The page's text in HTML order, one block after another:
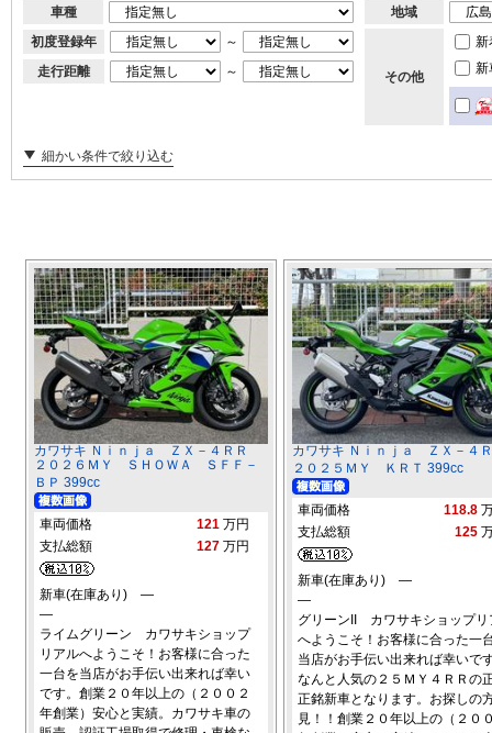
車種
初度登録年
～
走行距離
～
地域
その他
新
新
細かい条件で絞り込む
カワサキ Ｎｉｎｊａ ＺＸ－４ＲＲ
２０２６ＭＹ ＳＨＯＷＡ ＳＦＦ－
ＢＰ 399cc
車両価格 121 万円
支払総額
127 万円
新車(在庫あり) ―
―
ライムグリーン カワサキショップ
リアルへようこそ！お客様に合った
一台を当店がお手伝い出来れば幸い
です。創業２０年以上の（２００２
年創業）安心と実績。カワサキ車の
カワサキ Ｎｉｎｊａ ＺＸ－
２０２５ＭＹ ＫＲＴ 399cc
車両価格 118.8
支払総額
125
新車(在庫あり) ―
―
グリーンII カワサキショップリ
へようこそ！お客様に合った一
当店がお手伝い出来れば幸いで
なんと人気の２５ＭＹ４ＲＲの
正銘新車となります。お探しの
見！！創業２０年以上の（２０